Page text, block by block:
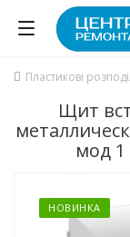
Пластикові
Щит
мод 1
НОВИНКА